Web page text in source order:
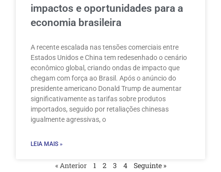
impactos e oportunidades para a
economia brasileira
A recente escalada nas tensões comerciais entre
Estados Unidos e China tem redesenhado o cenário
econômico global, criando ondas de impacto que
chegam com força ao Brasil. Após o anúncio do
presidente americano Donald Trump de aumentar
significativamente as tarifas sobre produtos
importados, seguido por retaliações chinesas
igualmente agressivas, o
LEIA MAIS »
« Anterior 1 2 3 4 Seguinte »